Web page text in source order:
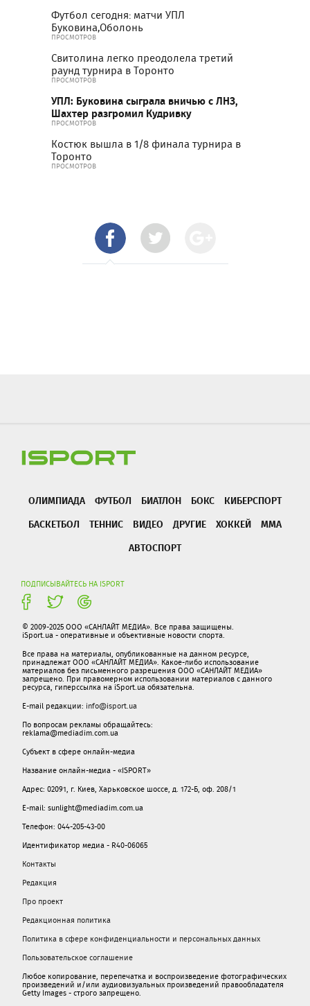
Футбол сегодня: матчи УПЛ
Буковина,Оболонь
ПРОСМОТРОВ
Свитолина легко преодолела третий
раунд турнира в Торонто
ПРОСМОТРОВ
УПЛ: Буковина сыграла вничью с ЛНЗ,
Шахтер разгромил Кудривку
ПРОСМОТРОВ
Костюк вышла в 1/8 финала турнира в
Торонто
ПРОСМОТРОВ
ОЛИМПИАДА ФУТБОЛ БИАТЛОН БОКС
КИБЕРСПОРТ
БАСКЕТБОЛ
ТЕННИС ВИДЕО ДРУГИЕ ХОККЕЙ
ММА
АВТОСПОРТ
ПОДПИСЫВАЙТЕСЬ НА ISPORT
© 2009-2025 ООО «САНЛАЙТ МЕДИА». Все права защищены.
iSport.ua - оперативные и объективные новости спорта.
Все права на материалы, опубликованные на данном ресурсе,
принадлежат ООО «САНЛАЙТ МЕДИА». Какое-либо использование
материалов без письменного разрешения ООО «САНЛАЙТ МЕДИА»
запрещено. При правомерном использовании материалов с данного
ресурса, гиперссылка на iSport.ua обязательна.
E-mail редакции: info@isport.ua
По вопросам рекламы обращайтесь:
reklama@mediadim.com.ua
Субъект в сфере онлайн-медиа
Название онлайн-медиа - «ISPORT»
Адрес: 02091, г. Киев, Харьковское шоссе, д. 172-Б, оф. 208/1
E-mail: sunlight@mediadim.com.ua
Телефон: 044-205-43-00
Идентификатор медиа - R40-06065
Контакты
Редакция
Про проект
Редакционная политика
Политика в сфере конфиденциальности и персональных данных
Пользовательское соглашение
Любое копирование, перепечатка и воспроизведение фотографических
произведений и/или аудиовизуальных произведений правообладателя
Getty Images - строго запрещено.